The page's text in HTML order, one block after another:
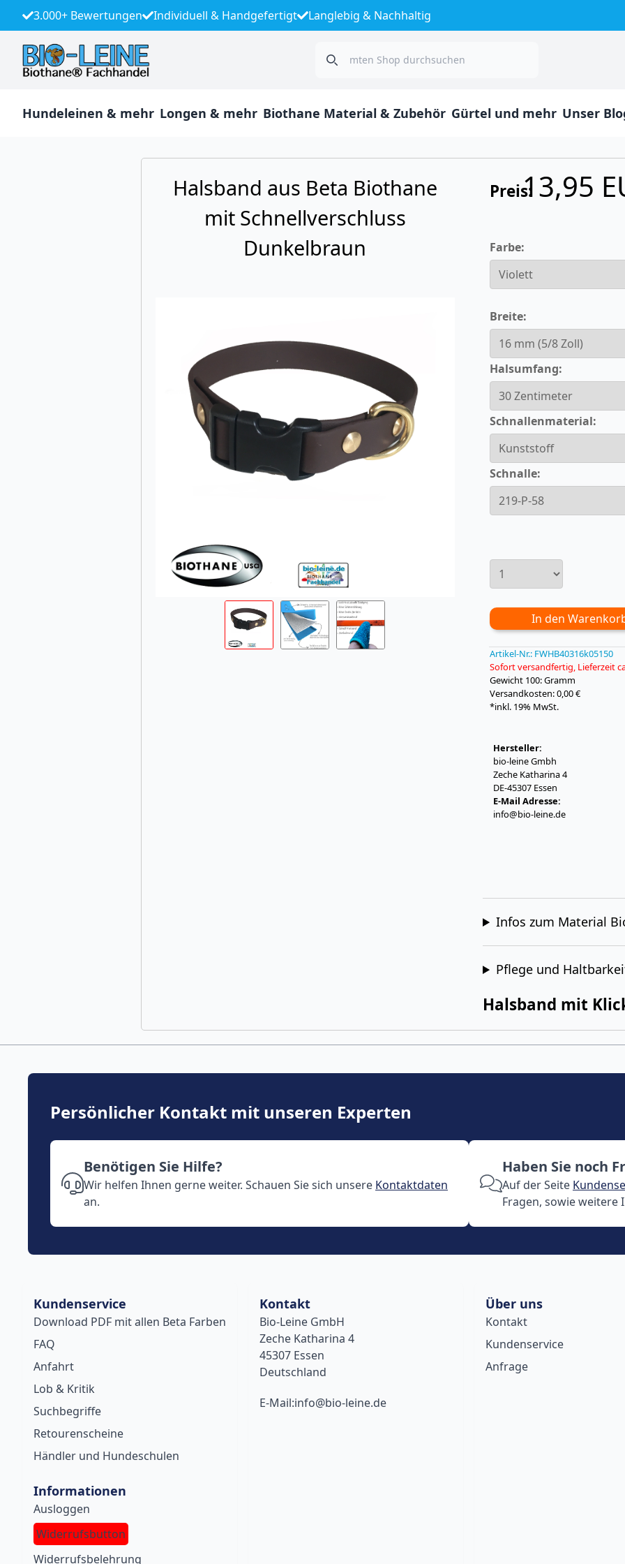
3.000+ Bewertungen Individuell & Handgefertigt Langlebig & Nachhaltig
Hundeleinen & mehr Longen & mehr Biothane Material & Zubehör Gürtel und mehr Unser
Halsband aus Beta Biothane
mit Schnellverschluss
Dunkelbraun
Preis:13,95
Farbe:
Breite:
Halsumfang:
Schnallenmaterial:
Schnalle:
In den
Artikel-Nr.: FWHB40316k05150
Sofort versandfertig, Lieferzeit
Gewicht 100: Gramm
Versandkosten: 0,00 €
*inkl. 19% MwSt.
Hersteller:
bio-leine Gmbh
Zeche Katharina 4
DE-45307 Essen
E-Mail Adresse:
info@bio-leine.de
Infos zum Material
Pflege und
Halsband mit
Persönlicher Kontakt mit unseren Experten
Benötigen Sie Hilfe?
Wir helfen Ihnen gerne weiter. Schauen Sie sich unsere Kontaktdaten
an.
Haben Sie noch
Auf der Seite
Fragen, sowie
Kundenservice
Download PDF mit allen Beta Farben
FAQ
Anfahrt
Lob & Kritik
Suchbegriffe
Retourenscheine
Händler und Hundeschulen
Informationen
Ausloggen
Widerrufsbutton
Widerrufsbelehrung
Kontakt
Bio-Leine GmbH
Zeche Katharina 4
45307 Essen
Deutschland
E-Mail:info@bio-leine.de
Über uns
Kontakt
Kundenservice
Anfrage